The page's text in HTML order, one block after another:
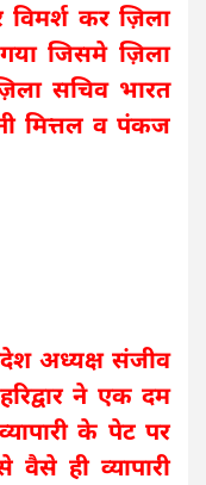
विमर्श कर ज़िला
गया जिसमे ज़िला
सचिव भारत
मित्तल व पंकज
अध्यक्ष संजीव
ने एक दम
के पेट पर
वैसे ही व्यापारी